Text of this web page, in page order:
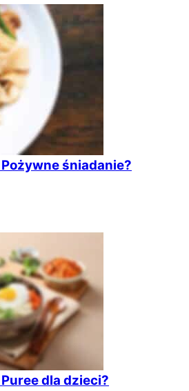
śniadanie?
dla dzieci?